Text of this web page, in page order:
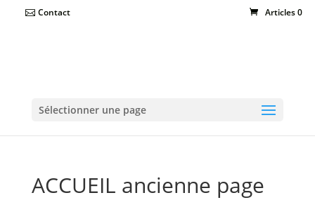
Contact Articles 0
Sélectionner une page
ACCUEIL ancienne page